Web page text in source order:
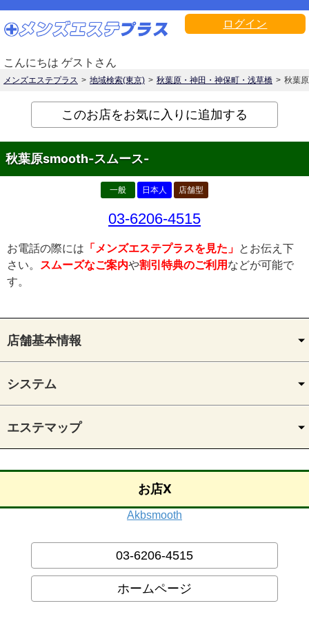
ログイン
こんにちは ゲストさん
メンズエステプラス 地域検索(東京) 秋葉原・神田・神保町・浅草橋 秋葉
このお店をお気に入りに追加する
秋葉原smooth-スムース-
一般 日本人 店舗型
03-6206-4515
お電話の際には 「メンズエステプラスを見た」 とお伝え下
さい。
スムーズなご案内や割引特典のご利用 などが可能で
す。
店舗基本情報
システム
エステマップ
お店X
Akbsmooth
03-6206-4515
ホームページ